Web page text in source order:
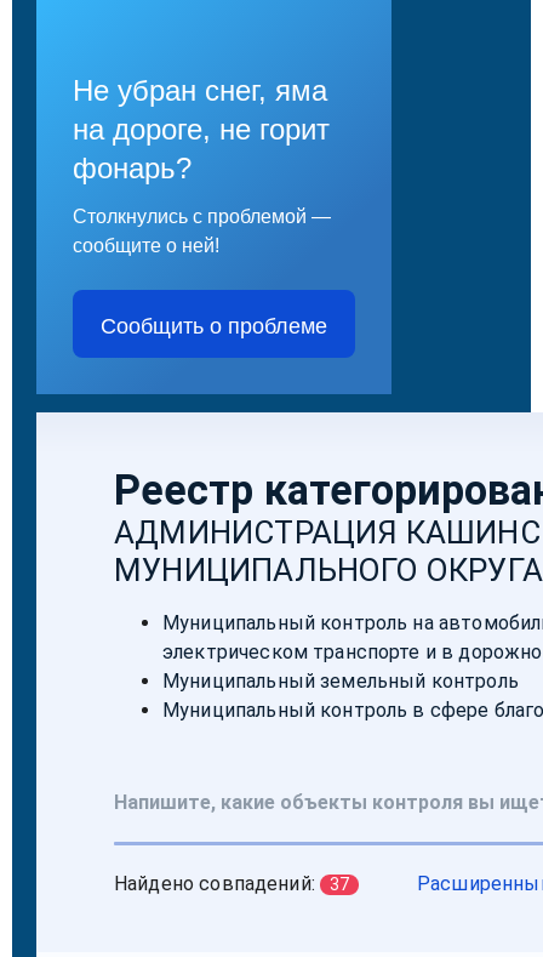
Не убран снег, яма
на дороге, не горит
фонарь?
Столкнулись с проблемой —
сообщите о ней!
Сообщить о проблеме